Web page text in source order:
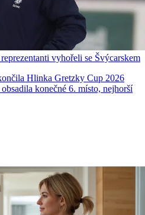
vyhořeli se Švýcarskem
Hlinka Gretzky Cup 2026
konečné 6. místo, nejhorší